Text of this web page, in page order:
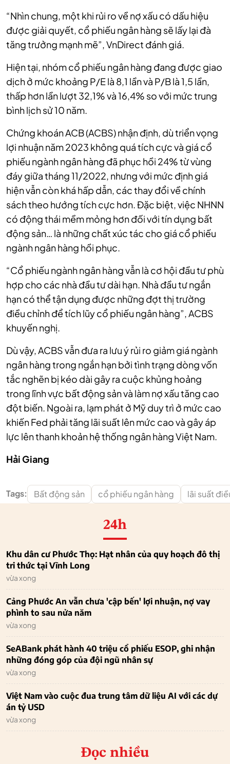
“Nhìn chung, một khi rủi ro về nợ xấu có dấu hiệu
được giải quyết, cổ phiếu ngân hàng sẽ lấy lại đà
tăng trưởng mạnh mẽ”, VnDirect đánh giá.
Hiện tại, nhóm cổ phiếu ngân hàng đang được giao
dịch ở mức khoảng P/E là 8,1 lần và P/B là 1,5 lần,
thấp hơn lần lượt 32,1% và 16,4% so với mức trung
bình lịch sử 10 năm.
Chứng khoán ACB (ACBS) nhận định, dù triển vọng
lợi nhuận năm 2023 không quá tích cực và giá cổ
phiếu ngành ngân hàng đã phục hồi 24% từ vùng
đáy giữa tháng 11/2022, nhưng với mức định giá
hiện vẫn còn khá hấp dẫn, các thay đổi về chính
sách theo hướng tích cực hơn. Đặc biệt, việc NHNN
có động thái mềm mỏng hơn đối với tín dụng bất
động sản… là những chất xúc tác cho giá cổ phiếu
ngành ngân hàng hồi phục.
“Cổ phiếu ngành ngân hàng vẫn là cơ hội đầu tư phù
hợp cho các nhà đầu tư dài hạn. Nhà đầu tư ngắn
hạn có thể tận dụng được những đợt thị trường
điều chỉnh để tích lũy cổ phiếu ngân hàng”, ACBS
khuyến nghị.
Dù vậy, ACBS vẫn đưa ra lưu ý rủi ro giảm giá ngành
ngân hàng trong ngắn hạn bởi tình trạng dòng vốn
tắc nghẽn bị kéo dài gây ra cuộc khủng hoảng
trong lĩnh vực bất động sản và làm nợ xấu tăng cao
đột biến. Ngoài ra, lạm phát ở Mỹ duy trì ở mức cao
khiến Fed phải tăng lãi suất lên mức cao và gây áp
lực lên thanh khoản hệ thống ngân hàng Việt Nam.
Hải Giang
Tags: Bất động sản cổ phiếu ngân hàng lãi suất
24h
Khu dân cư Phước Thọ: Hạt nhân của quy hoạch đô thị
tri thức tại Vĩnh Long
vừa xong
Cảng Phước An vẫn chưa 'cập bến' lợi nhuận, nợ vay
phình to sau nửa năm
vừa xong
SeABank phát hành 40 triệu cổ phiếu ESOP, ghi nhận
những đóng góp của đội ngũ nhân sự
vừa xong
Việt Nam vào cuộc đua trung tâm dữ liệu AI với các dự
án tỷ USD
vừa xong
Đọc nhiều